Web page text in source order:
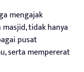
mengajak
tidak hanya
pusat
serta mempererat